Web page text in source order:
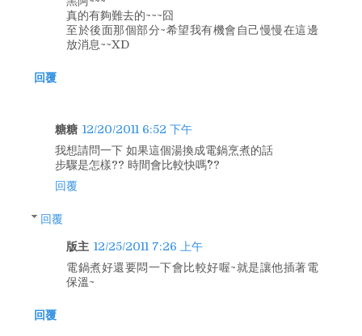
真的有夠難去的~~~囧
至於後面那個部分~希望我有機會自己慢慢在這邊
放消息~~XD
回覆
糖糖 12/20/2011 6:52 下午
我想請問一下 如果這個湯換成電鍋烹煮的話
步驟是怎樣?? 時間會比較快嗎^^??
回覆
回覆
版主 12/25/2011 7:26 上午
電鍋煮好還要悶一下會比較好喔~就是讓他插著電
保溫~
回覆